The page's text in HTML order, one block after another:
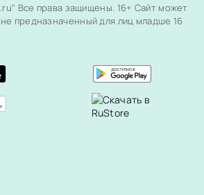
Все права защищены. 16+ Сайт может
предназначенный для лиц младше 16